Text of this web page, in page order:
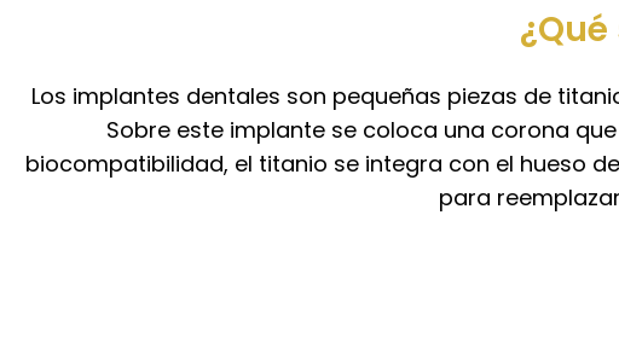
Los implantes dentales son pequeñas piezas de
Sobre este implante se coloca una corona
biocompatibilidad, el titanio se integra con el hueso
para